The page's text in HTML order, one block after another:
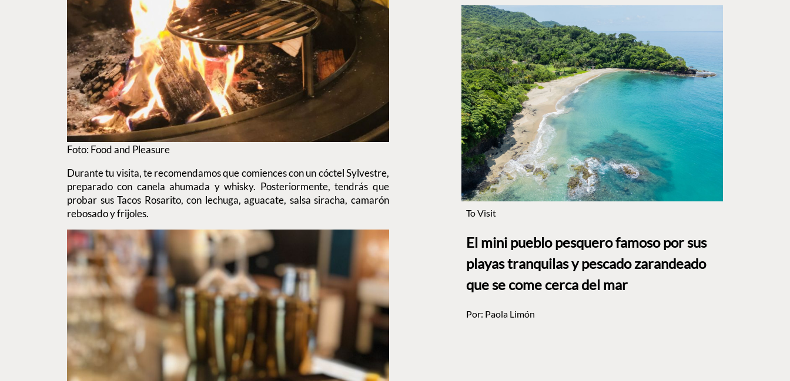
Foto: Food and Pleasure
Durante tu visita, te recomendamos que comiences con un cóctel Sylvestre,
preparado con canela ahumada y whisky. Posteriormente, tendrás que
probar sus Tacos Rosarito, con lechuga, aguacate, salsa siracha, camarón
rebosado y frijoles.
To Visit
El mini pueblo pesquero famoso por sus
playas tranquilas y pescado zarandeado
que se come cerca del mar
Por: Paola Limón